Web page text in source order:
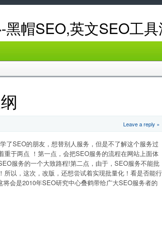
帽SEO,英文SEO工
Leave a reply »
了SEO的朋友，想替别人服务，但是不了解这个服务过
于两点 ！第一点，会把SEO服务的流程在网站上面体
服务的一个大致路程!第二点，由于，SEO服务不能批
以，这次，改版，还想尝试着实现批量化！看是否能行
会是2010年SEO研究中心叠鹤带给广大SEO服务者的